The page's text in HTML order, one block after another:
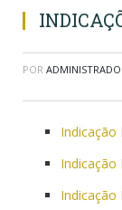
POR
Indicação
Indicação
Indicação